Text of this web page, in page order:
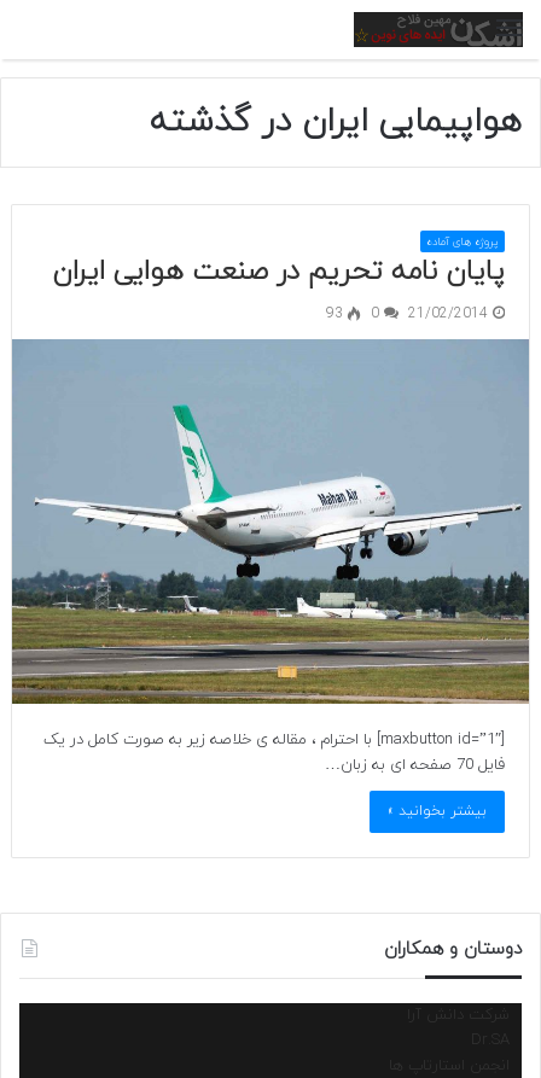
منو
هواپیمایی ایران در گذشته
پروژه های آماده
پایان نامه تحریم در صنعت هوایی ایران
21/02/2014
0
93
[maxbutton id=”1″] با احترام ، مقاله ی خلاصه زیر به صورت کامل در یک
فایل 70 صفحه ای به زبان…
بیشتر بخوانید »
دوستان و همکاران
شرکت دانش آرا
انجمن استارتاپ ها